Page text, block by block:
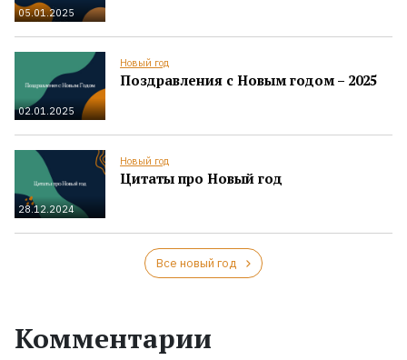
05.01.2025
02.01.2025
Новый год
Поздравления с Новым годом – 2025
28.12.2024
Новый год
Цитаты про Новый год
Все новый год
Комментарии